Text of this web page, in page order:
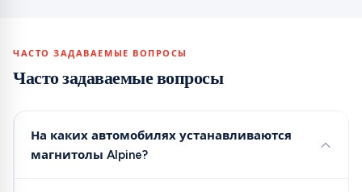
ЧАСТО ЗАДАВАЕМЫЕ ВОПРОСЫ
Часто задаваемые вопросы
На каких автомобилях устанавливаются
магнитолы Alpine?